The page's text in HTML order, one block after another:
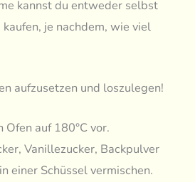
kannst du entweder selbst
je nachdem, wie viel
aufzusetzen und loszulegen!
Ofen auf 180°C vor.
Vanillezucker, Backpulver
einer Schüssel vermischen.